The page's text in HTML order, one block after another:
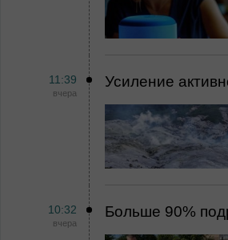
11:39
вчера
Усиление
10:32
вчера
Больше 90%